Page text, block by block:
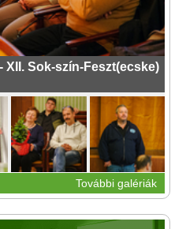
XII. Sok-szín-Feszt(ecske)
További galériák